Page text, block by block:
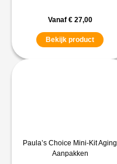
Vanaf €27,00
Bekijk product
Paula’s Choice Mini-Kit Aging
Aanpakken